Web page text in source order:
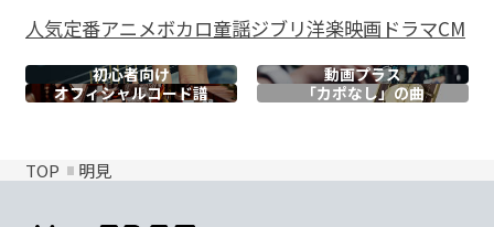
人気定番アニメボカロ童謡ジブリ洋楽映画ドラマCM
初心者向け
動画プラス
オフィシャルコード譜 「カポなし」の曲
TOP 明見